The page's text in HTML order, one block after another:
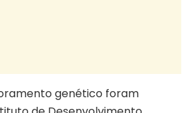
genético foram